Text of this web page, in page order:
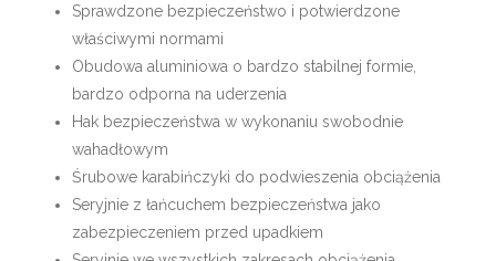
Sprawdzone bezpieczeństwo i potwierdzone
właściwymi normami
Obudowa aluminiowa o bardzo stabilnej formie,
bardzo odporna na uderzenia
Hak bezpieczeństwa w wykonaniu swobodnie
wahadłowym
Śrubowe karabińczyki do podwieszenia obciążenia
Seryjnie z łańcuchem bezpieczeństwa jako
zabezpieczeniem przed upadkiem